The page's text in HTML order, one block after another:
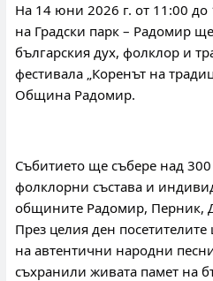
На 14 юни 2026 г. от 11:00 до
на Градски парк – Радомир
българския дух, фолклор и
фестивала „Коренът на
Община Радомир.
Събитието ще събере над
фолклорни състава и
общините Радомир, Перник,
През целия ден
на автентични народни
съхранили живата памет на